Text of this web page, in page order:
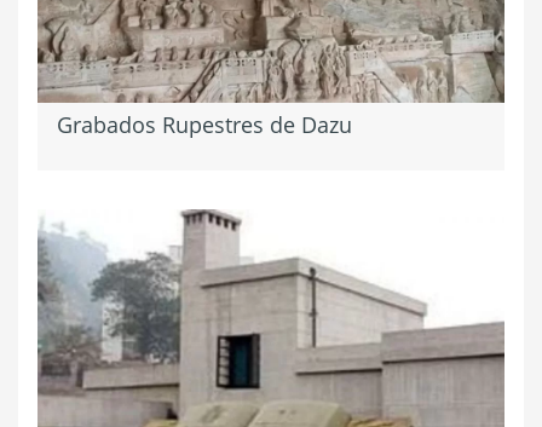
Grabados Rupestres de Dazu